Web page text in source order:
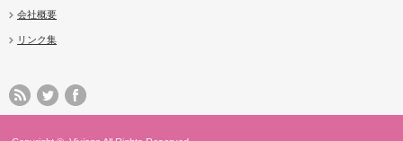
会社概要
リンク集